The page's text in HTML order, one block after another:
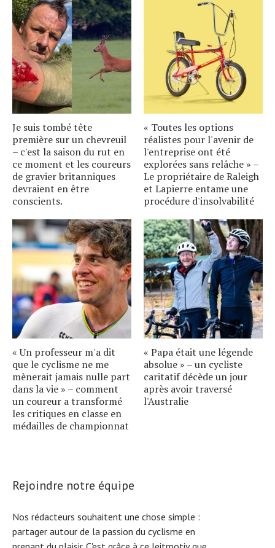
Je suis tombé tête
première sur un chevreuil
– c'est la saison du rut en
ce moment et les coureurs
de gravier britanniques
devraient en être
conscients.
« Toutes les options
réalistes pour l'avenir de
l'entreprise ont été
explorées sans relâche » –
Le propriétaire de Raleigh
et Lapierre entame une
procédure d'insolvabilité
« Un professeur m'a dit
que le cyclisme ne me
mènerait jamais nulle part
dans la vie » – comment
un coureur a transformé
les critiques en classe en
médailles de championnat
« Papa était une légende
absolue » – un cycliste
caritatif décède un jour
après avoir traversé
l'Australie
Rejoindre notre équipe
Nos rédacteurs souhaitent une chose simple :
partager autour de la passion du cyclisme en